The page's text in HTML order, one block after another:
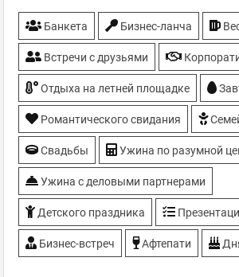
Мастер-классы
Банкета Бизнес-ланча
Встречи с друзьями
Отдыха на летней площадке
Романтического свидания
Свадьбы Ужина по разумной
Ужина с деловыми партнерами
Детского праздника
Бизнес-встреч Афтепати